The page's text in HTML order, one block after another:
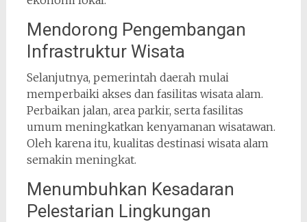
Mendorong Pengembangan
Infrastruktur Wisata
Selanjutnya, pemerintah daerah mulai
memperbaiki akses dan fasilitas wisata alam.
Perbaikan jalan, area parkir, serta fasilitas
umum meningkatkan kenyamanan wisatawan.
Oleh karena itu, kualitas destinasi wisata alam
semakin meningkat.
Menumbuhkan Kesadaran
Pelestarian Lingkungan